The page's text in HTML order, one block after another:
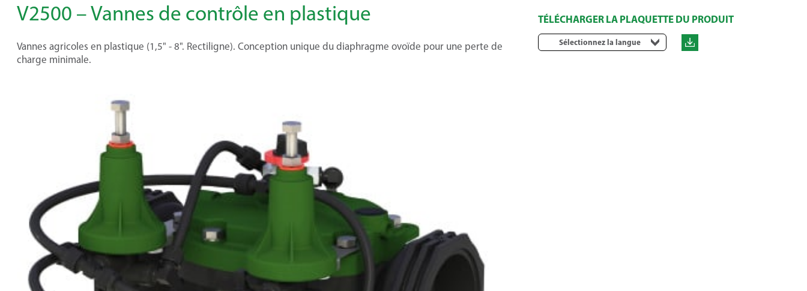
V2500 – Vannes de contrôle en plastique
Vannes agricoles en plastique (1,5" - 8". Rectiligne). Conception unique du diaphragme ovoïde pour une perte de
charge minimale.
TÉLÉCHARGER LA PLAQUETTE DU PRODUIT
Sélectionnez la langue